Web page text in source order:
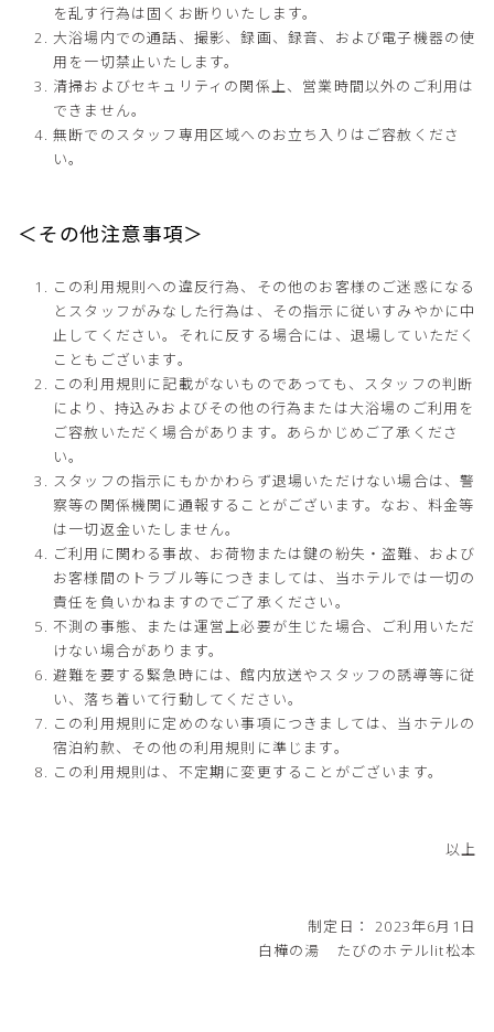
を乱す行為は固くお断りいたします。
大浴場内での通話、撮影、録画、録音、および電子機器の使
用を一切禁止いたします。
清掃およびセキュリティの関係上、営業時間以外のご利用は
できません。
無断でのスタッフ専用区域へのお立ち入りはご容赦くださ
い。
＜その他注意事項＞
この利用規則への違反行為、その他のお客様のご迷惑になる
とスタッフがみなした行為は、その指示に従いすみやかに中
止してください。それに反する場合には、退場していただく
こともございます。
この利用規則に記載がないものであっても、スタッフの判断
により、持込みおよびその他の行為または大浴場のご利用を
ご容赦いただく場合があります。あらかじめご了承くださ
い。
スタッフの指示にもかかわらず退場いただけない場合は、警
察等の関係機関に通報することがございます。なお、料金等
は一切返金いたしません。
ご利用に関わる事故、お荷物または鍵の紛失・盗難、および
お客様間のトラブル等につきましては、当ホテルでは一切の
責任を負いかねますのでご了承ください。
不測の事態、または運営上必要が生じた場合、ご利用いただ
けない場合があります。
避難を要する緊急時には、館内放送やスタッフの誘導等に従
い、落ち着いて行動してください。
この利用規則に定めのない事項につきましては、当ホテルの
宿泊約款、その他の利用規則に準じます。
この利用規則は、不定期に変更することがございます。
以上
制定日： 2023年6月1日
白樺の湯 たびのホテルlit松本